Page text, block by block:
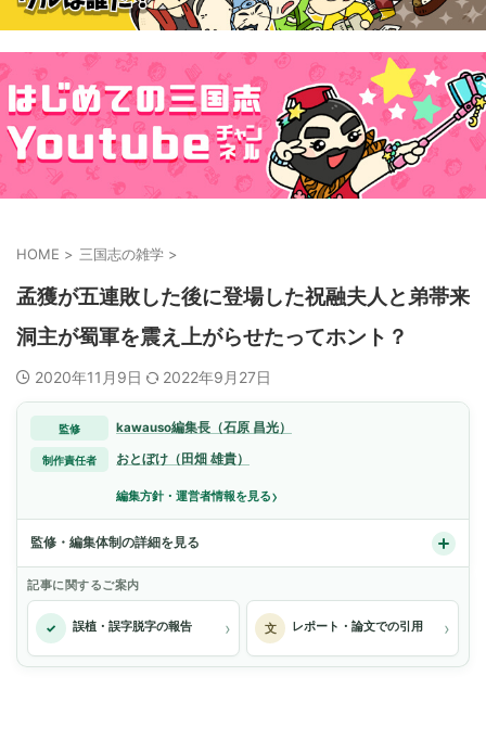
HOME > 三国志の雑学 >
孟獲が五連敗した後に登場した祝融夫人と弟帯来
洞主が蜀軍を震え上がらせたってホント？
2020年11月9日 2022年9月27日
監修 kawauso編集長（石原 昌光）
制作責任者 おとぼけ（田畑 雄貴）
編集方針・運営者情報を見る›
監修・編集体制の詳細を見る
記事に関するご案内
✓ 誤植・誤字脱字の報告 › 文 レポート・論文での引用 ›